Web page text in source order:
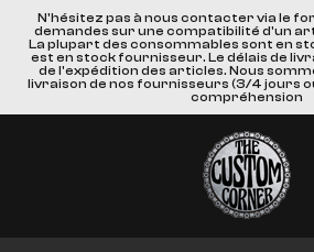
N'hésitez pas à nous contacter via le
demandes sur une compatibilité d'un
La plupart des consommables sont en
est en stock fournisseur. Le délais de
de l'expédition des articles. Nous
livraison de nos fournisseurs (3/4 jours
compréhension